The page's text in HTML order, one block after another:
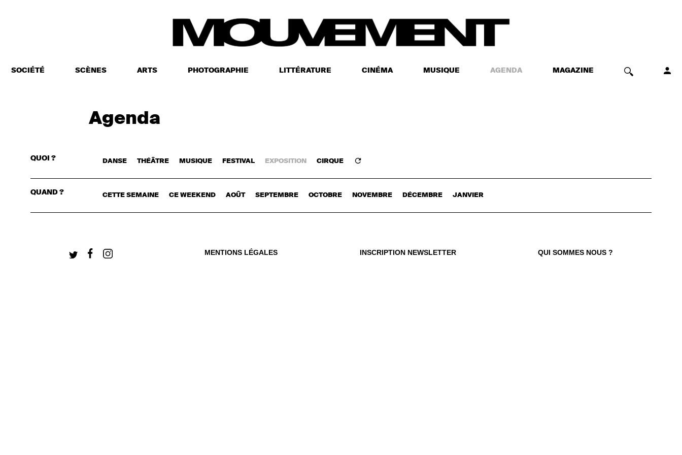
SOCIÉTÉ SCÈNES ARTS PHOTOGRAPHIE LITTÉRATURE CINÉMA MUSIQUE AGENDA MAGAZINE
CONNECTEZ-VOUS
Agenda
QUOI ? DANSE THÉÂTRE MUSIQUE FESTIVAL EXPOSITION CIRQUE
QUAND ? CETTE SEMAINE CE WEEKEND AOÛT SEPTEMBRE OCTOBRE NOVEMBRE DÉCEMBRE JANVIER
MENTIONS LÉGALES INSCRIPTION NEWSLETTER QUI SOMMES NOUS ?